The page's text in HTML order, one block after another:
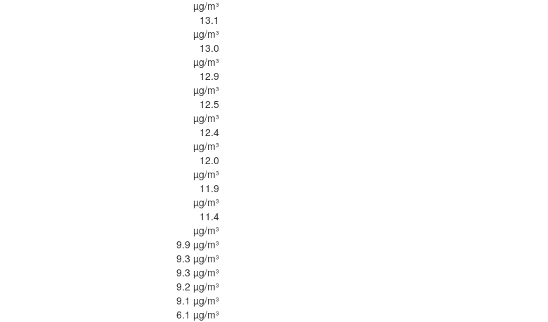
µg/m³
13.1
µg/m³
13.0
µg/m³
12.9
µg/m³
12.5
µg/m³
12.4
µg/m³
12.0
µg/m³
11.9
µg/m³
11.4
µg/m³
9.9 µg/m³
9.3 µg/m³
9.3 µg/m³
9.2 µg/m³
9.1 µg/m³
6.1 µg/m³